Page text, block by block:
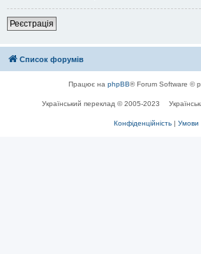
Реєстрація
Список форумів
Працює на phpBB® Forum Software ©
Український переклад © 2005-2023
Конфіденційність | Умови